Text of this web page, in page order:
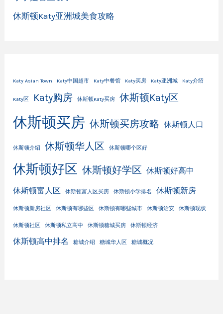
休斯顿Katy亚洲城美食攻略
Katy Asian Town Katy中国超市 Katy中餐馆 Katy买房 Katy亚洲城 Katy介绍
Katy区 Katy购房 休斯顿Katy买房 休斯顿Katy区
休斯顿买房 休斯顿买房攻略 休斯顿人口
休斯顿介绍 休斯顿华人区 休斯顿哪个区好
休斯顿好区 休斯顿好学区 休斯顿好高中
休斯顿富人区 休斯顿富人区买房 休斯顿小学排名 休斯顿新房
休斯顿新房社区 休斯顿有哪些区 休斯顿有哪些城市 休斯顿治安 休斯顿现状
休斯顿社区 休斯顿私立高中 休斯顿糖城买房 休斯顿经济
休斯顿高中排名 糖城介绍 糖城华人区 糖城概况